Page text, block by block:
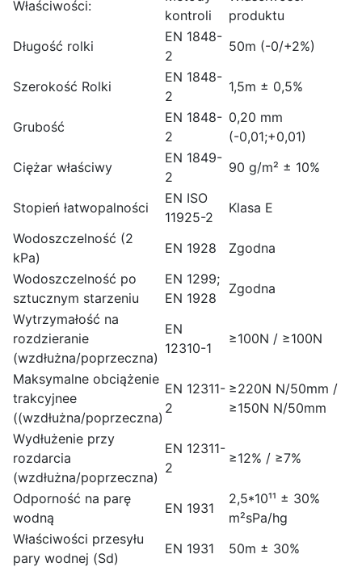
Właściwości:
kontroli
produktu
Długość rolki
EN 1848-
2
50m (-0/+2%)
Szerokość Rolki
EN 1848-
2
1,5m ± 0,5%
Grubość
EN 1848-
2
0,20 mm
(-0,01;+0,01)
Ciężar właściwy
EN 1849-
2
90 g/m² ± 10%
Stopień łatwopalności
EN ISO
11925-2
Klasa E
Wodoszczelność (2
kPa)
EN 1928
Zgodna
Wodoszczelność po
sztucznym starzeniu
EN 1299;
EN 1928
Zgodna
Wytrzymałość na
rozdzieranie
(wzdłużna/poprzeczna)
EN
12310-1
≥100N / ≥100N
Maksymalne obciążenie
trakcyjnee
((wzdłużna/poprzeczna)
EN 12311-
2
≥220N N/50mm /
≥150N N/50mm
Wydłużenie przy
rozdarcia
(wzdłużna/poprzeczna)
EN 12311-
2
≥12% / ≥7%
Odporność na parę
wodną
EN 1931
2,5*10¹¹ ± 30%
m²sPa/hg
Właściwości przesyłu
pary wodnej (Sd)
EN 1931
50m ± 30%